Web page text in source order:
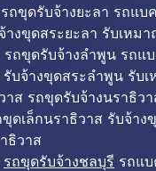
ถขุดรับจ้างยะลา รถแบ
างขุดสระยะลา รับเหม
ถขุดรับจ้างลำพูน รถแ
บจ้างขุดสระลำพูน รับ
าส รถขุดรับจ้างนราธิว
ดเล็กนราธิวาส รับจ้าง
ธิวาส
รถขุดรับจ้างชลบุรี รถแ